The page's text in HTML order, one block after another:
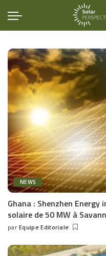
NEWS
Ghana : Shenzhen
solaire de 50 MW à
Posted
par Equipe Editoriale